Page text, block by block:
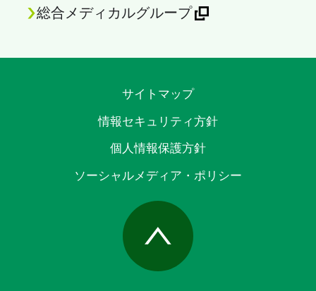
総合メディカルグループ
サイトマップ
情報セキュリティ方針
個人情報保護方針
ソーシャルメディア・ポリシー
Page Top